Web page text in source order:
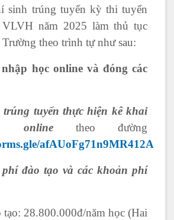
sinh trúng tuyển kỳ thi tuyển
năm 2025 làm thủ tục
theo trình tự như sau:
học online và đóng các
tuyển thực hiện kê khai
onlinetheo đường
afAUoFg71n9MR412A
đào tạo và các khoản phí
28.800.000đ/năm học (Hai